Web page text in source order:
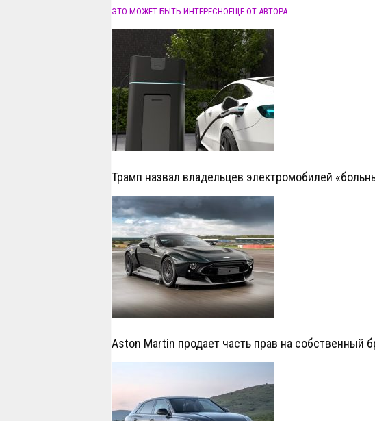
ЭТО МОЖЕТ БЫТЬ ИНТЕРЕСНОЕЩЕ ОТ АВТОРА
Трамп назвал владельцев электромобилей
Aston Martin продает часть прав на собственный